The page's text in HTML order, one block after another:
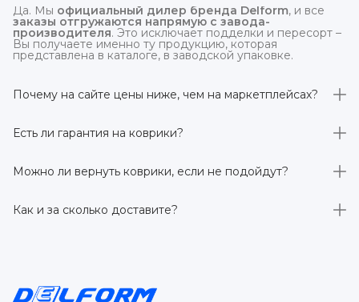
Да. Мы официальный дилер бренда Delform, и все
заказы отгружаются напрямую с завода-
производителя. Это исключает подделки и пересорт –
Вы получаете именно ту продукцию, которая
представлена в каталоге, в заводской упаковке.
Почему на сайте цены ниже, чем на маркетплейсах?
отгрузка идётнапрямую со склада производителя
без посредников.
Есть ли гарантия на коврики?
производителя 3 года. Если в течение этого срока
обнаружится производственный дефект – заменим
Можно ли вернуть коврики, если не подойдут?
заказанного дистанционно,без объяснения причин –
при условии сохранения товарного вида. Если коврик не
Как и за сколько доставите?